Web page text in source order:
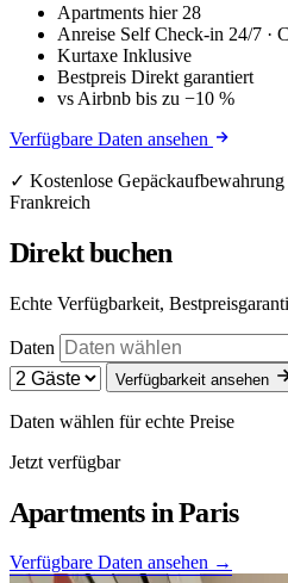
Apartments hier 28
Anreise Self Check-in 24/7 ·
Kurtaxe Inklusive
Bestpreis Direkt garantiert
vs Airbnb bis zu −10 %
Verfügbare Daten ansehen
✓ Kostenlose
Frankreich
Direkt buchen
Echte Verfügbarkeit,
Daten
Verfügbarkeit ansehen
Daten wählen für echte Preise
Jetzt verfügbar
Apartments inParis
Verfügbare Daten ansehen →